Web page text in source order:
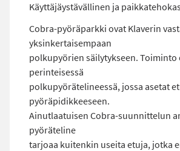
Käyttäjäystävällinen ja
Cobra-pyöräparkki ovat Klaverin
yksinkertaisempaan
polkupyörien säilytykseen. Toiminto
perinteisessä
polkupyörätelineessä, jossa asetat
pyöräpidikkeeseen.
Ainutlaatuisen Cobra-suunnittelun
pyöräteline
tarjoaa kuitenkin useita etuja, jotka